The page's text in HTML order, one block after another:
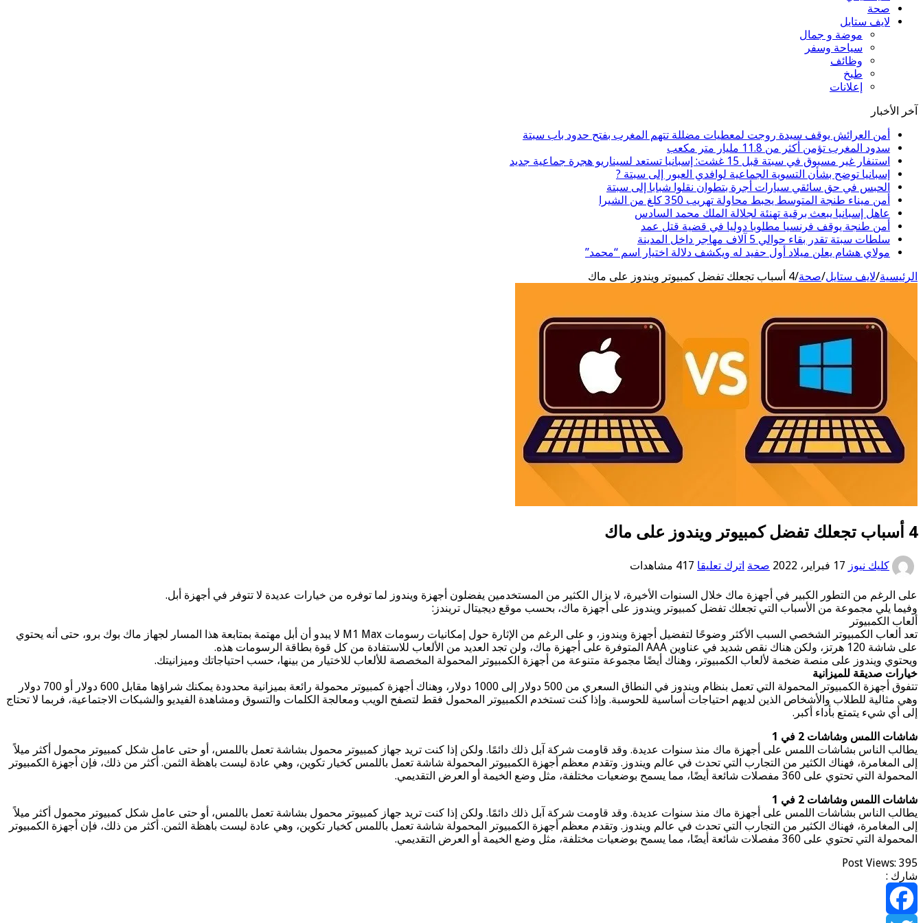
صحة
لايف ستايل
موضة و جمال
سياحة وسفر
وظائف
طبخ
إعلانات
آخر الأخبار
أمن العرائش يوقف سيدة روجت لمعطيات مضللة تتهم المغرب بفتح حدود باب سبتة
سدود المغرب تؤمن أكثر من 11.8 مليار متر مكعب
استنفار غير مسبوق في سبتة قبل 15 غشت: إسبانيا تستعد لسيناريو هجرة جماعية جديد
إسبانيا توضح بشأن التسوية الجماعية لوافدي العبور إلى سبتة ?
الحبس في حق سائقي سيارات أجرة بتطوان نقلوا شبابا إلى سبتة
أمن ميناء طنجة المتوسط يحبط محاولة تهريب 350 كلغ من الشيرا
عاهل إسبانيا يبعث برقية تهنئة لجلالة الملك محمد السادس
أمن طنجة يوقف فرنسيا مطلوبا دوليا في قضية قتل عمد
سلطات سبتة تقدر بقاء حوالي 5 آلاف مهاجر داخل المدينة
مولاي هشام يعلن ميلاد أول حفيد له ويكشف دلالة اختيار اسم “محمد”
الرئيسية/لايف ستايل/صحة/4 أسباب تجعلك تفضل كمبيوتر ويندوز على ماك
4 أسباب تجعلك تفضل كمبيوتر ويندوز على ماك
كليك نيوز 17 فبراير، 2022 صحة اترك تعليقا 417 مشاهدات
على الرغم من التطور الكبير في أجهزة ماك خلال السنوات الأخيرة، لا يزال الكثير من المستخدمين يفضلون أجهزة ويندوز لما توفره من خيارات عديدة لا تتوفر في أجهزة أبل.
وفيما يلي مجموعة من الأسباب التي تجعلك تفضل كمبيوتر ويندوز على أجهزة ماك، بحسب موقع ديجيتال تريندز:
ألعاب الكمبيوتر
تعد ألعاب الكمبيوتر الشخصي السبب الأكثر وضوحًا لتفضيل أجهزة ويندوز، و على الرغم من الإثارة حول إمكانيات رسومات M1 Max لا يبدو أن أبل مهتمة بمتابعة هذا المسار لجهاز ماك بوك برو، حتى أنه يحتوي
على شاشة 120 هرتز، ولكن هناك نقص شديد في عناوين AAA المتوفرة على أجهزة ماك، ولن تجد العديد من الألعاب للاستفادة من كل قوة بطاقة الرسومات هذه.
ويحتوي ويندوز على منصة ضخمة لألعاب الكمبيوتر، وهناك أيضًا مجموعة متنوعة من أجهزة الكمبيوتر المحمولة المخصصة للألعاب للاختيار من بينها، حسب احتياجاتك وميزانيتك.
خيارات صديقة للميزانية
تتفوق أجهزة الكمبيوتر المحمولة التي تعمل بنظام ويندوز في النطاق السعري من 500 دولار إلى 1000 دولار، وهناك أجهزة كمبيوتر محمولة رائعة بميزانية محدودة يمكنك شراؤها مقابل 600 دولار أو 700 دولار
وهي مثالية للطلاب والأشخاص الذين لديهم احتياجات أساسية للحوسبة. وإذا كنت تستخدم الكمبيوتر المحمول فقط لتصفح الويب ومعالجة الكلمات والتسوق ومشاهدة الفيديو والشبكات الاجتماعية، فربما لا تحتاج
إلى أي شيء يتمتع بأداء أكبر.
شاشات اللمس وشاشات 2 في 1
يطالب الناس بشاشات اللمس على أجهزة ماك منذ سنوات عديدة. وقد قاومت شركة آبل ذلك دائمًا. ولكن إذا كنت تريد جهاز كمبيوتر محمول بشاشة تعمل باللمس، أو حتى عامل شكل كمبيوتر محمول أكثر ميلاً
إلى المغامرة، فهناك الكثير من التجارب التي تحدث في عالم ويندوز. وتقدم معظم أجهزة الكمبيوتر المحمولة شاشة تعمل باللمس كخيار تكوين، وهي عادة ليست باهظة الثمن. أكثر من ذلك، فإن أجهزة الكمبيوتر
المحمولة التي تحتوي على 360 مفصلات شائعة أيضًا، مما يسمح بوضعيات مختلفة، مثل وضع الخيمة أو العرض التقديمي.
شاشات اللمس وشاشات 2 في 1
يطالب الناس بشاشات اللمس على أجهزة ماك منذ سنوات عديدة. وقد قاومت شركة آبل ذلك دائمًا. ولكن إذا كنت تريد جهاز كمبيوتر محمول بشاشة تعمل باللمس، أو حتى عامل شكل كمبيوتر محمول أكثر ميلاً
إلى المغامرة، فهناك الكثير من التجارب التي تحدث في عالم ويندوز. وتقدم معظم أجهزة الكمبيوتر المحمولة شاشة تعمل باللمس كخيار تكوين، وهي عادة ليست باهظة الثمن. أكثر من ذلك، فإن أجهزة الكمبيوتر
المحمولة التي تحتوي على 360 مفصلات شائعة أيضًا، مما يسمح بوضعيات مختلفة، مثل وضع الخيمة أو العرض التقديمي.
Post Views: 395
شارك :